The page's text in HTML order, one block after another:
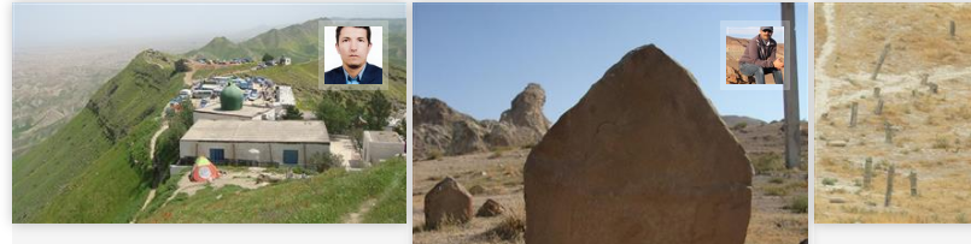
جمال زعیمی یزدی امان محمد حمیدزاده